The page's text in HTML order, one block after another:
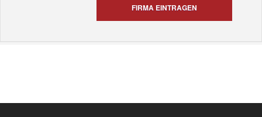
FIRMA EINTRAGEN